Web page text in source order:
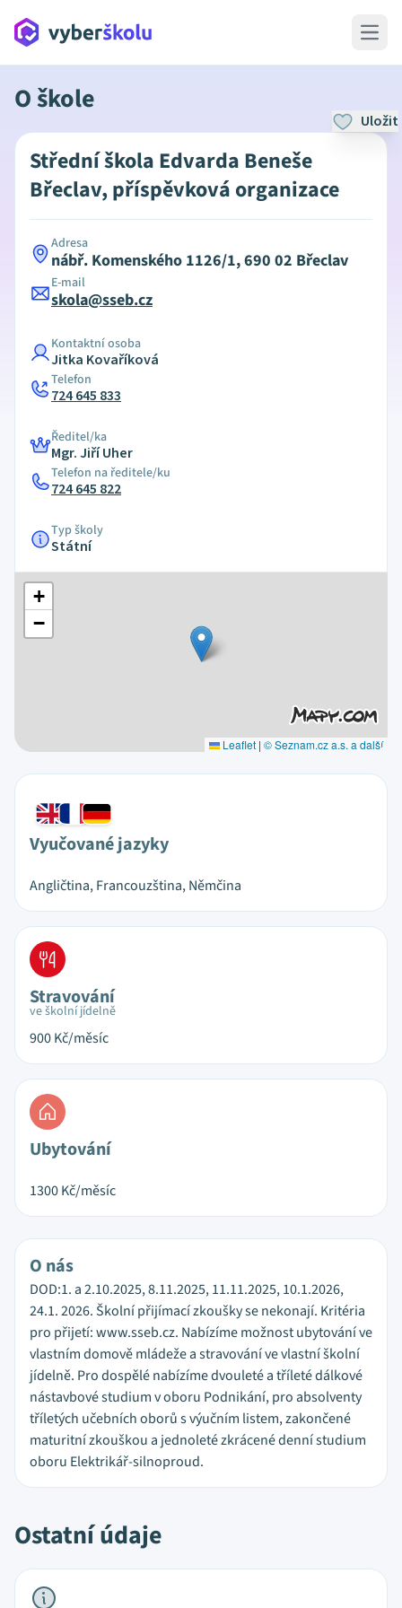
Open
O škole
Uložit
Střední škola Edvarda Beneše
Břeclav, příspěvková organizace
Adresa
nábř. Komenského 1126/1, 690 02 Břeclav
E-mail
skola@sseb.cz
Kontaktní osoba
Jitka Kovaříková
Telefon
724 645 833
Ředitel/ka
Mgr. Jiří Uher
Telefon na ředitele/ku
724 645 822
Typ školy
Státní
+
−
Leaflet | © Seznam.cz a.s. a další
Vyučované jazyky
Angličtina, Francouzština, Němčina
Stravování
ve školní jídelně
900Kč/měsíc
Ubytování
1300Kč/měsíc
O nás
DOD:1. a 2.10.2025, 8.11.2025, 11.11.2025, 10.1.2026,
24.1. 2026. Školní přijímací zkoušky se nekonají. Kritéria
pro přijetí: www.sseb.cz. Nabízíme možnost ubytování ve
vlastním domově mládeže a stravování ve vlastní školní
jídelně. Pro dospělé nabízíme dvouleté a tříleté dálkové
nástavbové studium v oboru Podnikání, pro absolventy
tříletých učebních oborů s výučním listem, zakončené
maturitní zkouškou a jednoleté zkrácené denní studium
oboru Elektrikář-silnoproud.
Ostatní údaje